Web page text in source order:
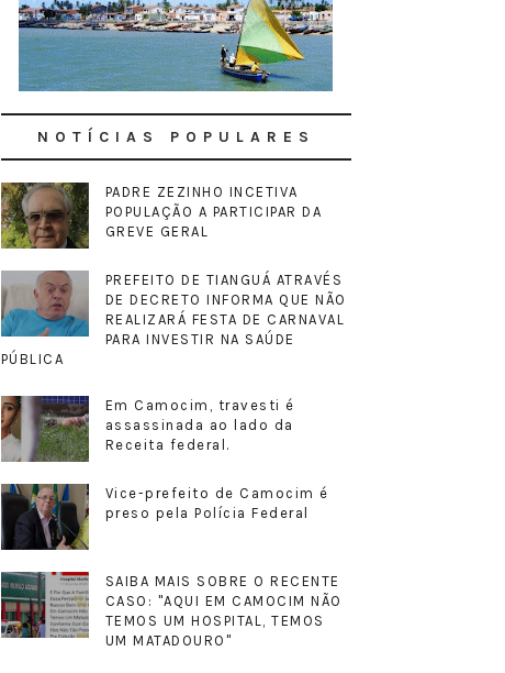
NOTÍCIAS POPULARES
PADRE ZEZINHO INCETIVA
POPULAÇÃO A PARTICIPAR DA
GREVE GERAL
PREFEITO DE TIANGUÁ ATRAVÉS
DE DECRETO INFORMA QUE NÃO
REALIZARÁ FESTA DE CARNAVAL
PARA INVESTIR NA SAÚDE
PÚBLICA
Em Camocim, travesti é
assassinada ao lado da
Receita federal.
Vice-prefeito de Camocim é
preso pela Polícia Federal
SAIBA MAIS SOBRE O RECENTE
CASO: "AQUI EM CAMOCIM NÃO
TEMOS UM HOSPITAL, TEMOS
UM MATADOURO"